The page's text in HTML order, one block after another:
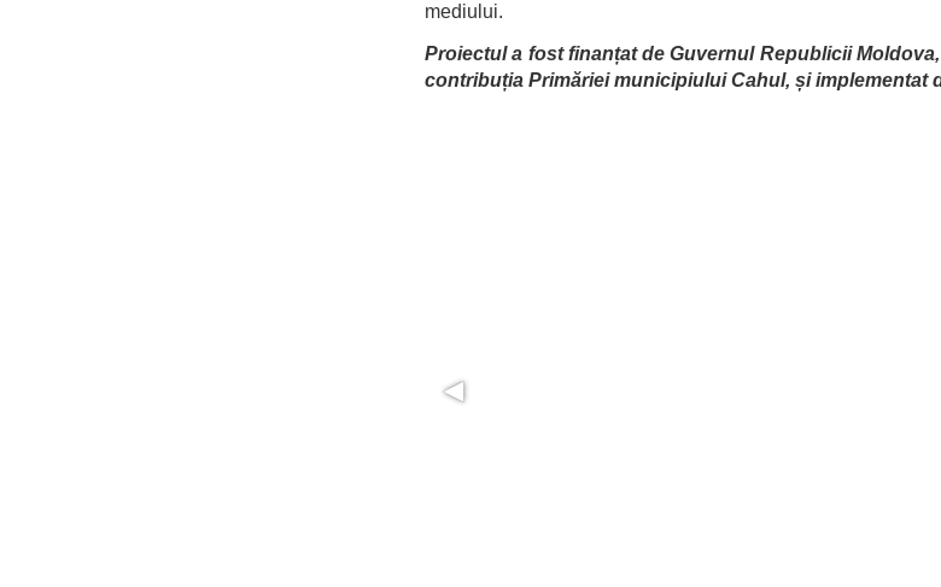
mediului.
Proiectul a fost finanțat de Guvernul Republicii
contribuția Primăriei municipiului Cahul, și implementat